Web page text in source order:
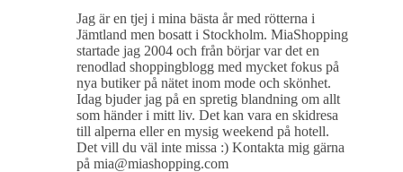
Jag är en tjej i mina bästa år med rötterna i
Jämtland men bosatt i Stockholm. MiaShopping
startade jag 2004 och från börjar var det en
renodlad shoppingblogg med mycket fokus på
nya butiker på nätet inom mode och skönhet.
Idag bjuder jag på en spretig blandning om allt
som händer i mitt liv. Det kan vara en skidresa
till alperna eller en mysig weekend på hotell.
Det vill du väl inte missa :) Kontakta mig gärna
på mia@miashopping.com